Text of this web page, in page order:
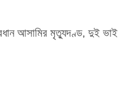
আসামির মৃত্যুদণ্ড, দুই ভাই